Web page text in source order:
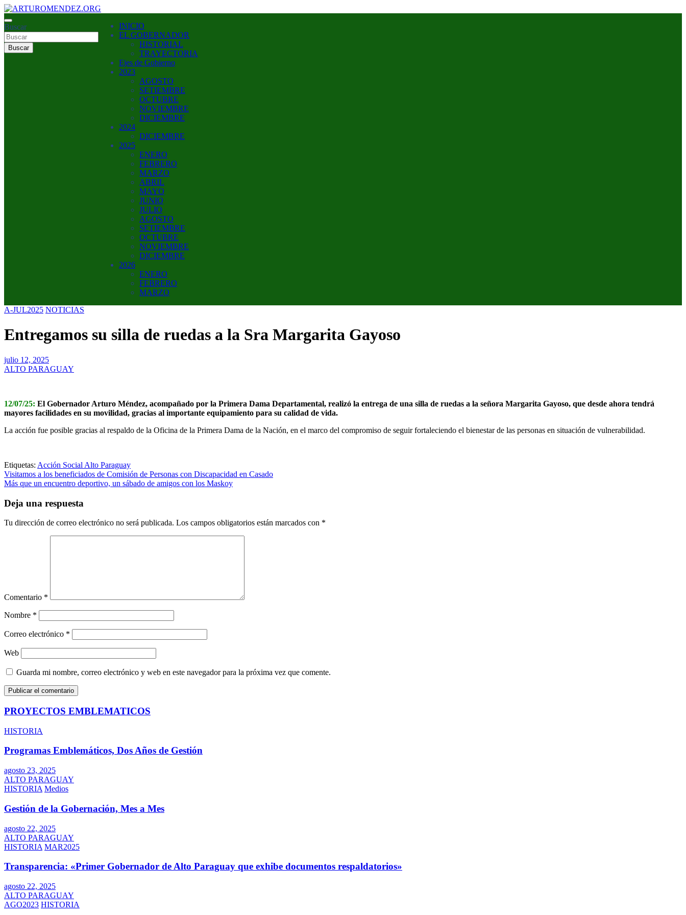
Saltar
al
contenido
ARTUROMENDEZ.ORG
ARTURO MENDEZ GOBERNADOR 2023
Buscar
Buscar
INICIO
EL GOBERNADOR
HISTORIAL
TRAYECTORIA
Ejes de Gobierno
2023
AGOSTO
SETIEMBRE
OCTUBRE
NOVIEMBRE
DICIEMBRE
2024
DICIEMBRE
2025
ENERO
FEBRERO
MARZO
ABRIL
MAYO
JUNIO
JULIO
AGOSTO
SETIEMBRE
OCTUBRE
NOVIEMBRE
DICIEMBRE
2026
ENERO
FEBRERO
MARZO
A-JUL2025 NOTICIAS
Entregamos su silla de ruedas a la Sra Margarita Gayoso
julio 12, 2025
ALTO PARAGUAY
12/07/25: El Gobernador Arturo Méndez, acompañado por la Primera Dama Departamental, realizó la entrega de una silla de ruedas a la señora Margarita Gayoso, que desde ahora tendrá
mayores facilidades en su movilidad, gracias al importante equipamiento para su calidad de vida.
La acción fue posible gracias al respaldo de la Oficina de la Primera Dama de la Nación, en el marco del compromiso de seguir fortaleciendo el bienestar de las personas en situación de vulnerabilidad.
Etiquetas: Acción Social Alto Paraguay
Navegación
de
entradas
Visitamos a los beneficiados de Comisión de Personas con Discapacidad en Casado
Más que un encuentro deportivo, un sábado de amigos con los Maskoy
Deja una respuesta
Tu dirección de correo electrónico no será publicada. Los campos obligatorios están marcados con *
Comentario *
Nombre *
Correo electrónico *
Web
Guarda mi nombre, correo electrónico y web en este navegador para la próxima vez que comente.
PROYECTOS EMBLEMATICOS
HISTORIA
Programas Emblemáticos, Dos Años de Gestión
agosto 23, 2025
ALTO PARAGUAY
HISTORIA Medios
Gestión de la Gobernación, Mes a Mes
agosto 22, 2025
ALTO PARAGUAY
HISTORIA MAR2025
Transparencia: «Primer Gobernador de Alto Paraguay que exhibe documentos respaldatorios»
agosto 22, 2025
ALTO PARAGUAY
AGO2023 HISTORIA